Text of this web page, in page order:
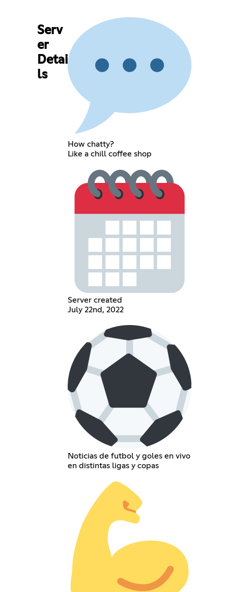
Serv
er
Detai
ls
How chatty?
Like a chill coffee shop
Server created
July 22nd, 2022
Noticias de futbol y goles en vivo
en distintas ligas y copas